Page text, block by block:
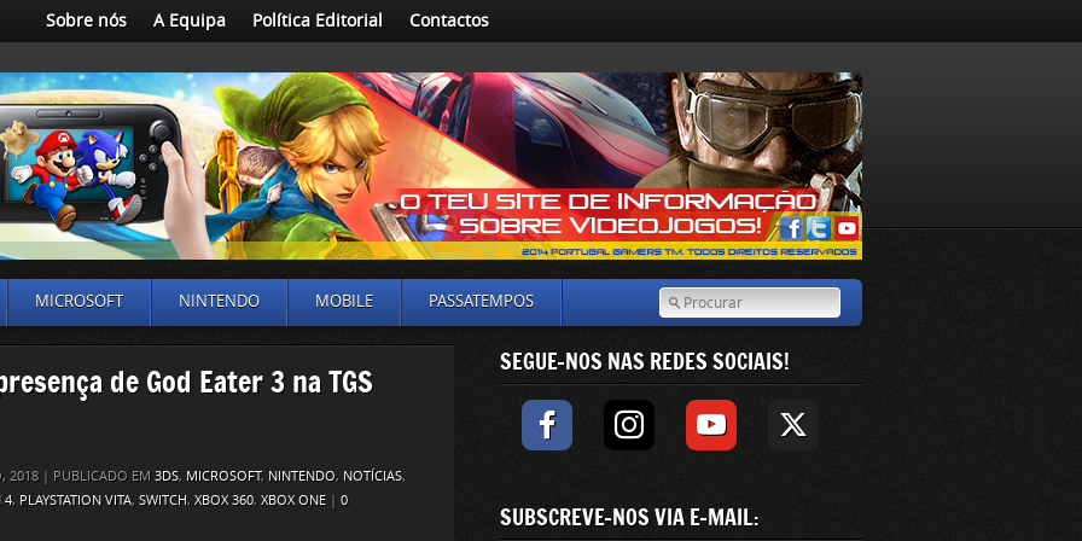
Sobre nós A Equipa Política Editorial Contactos
MICROSOFT NINTENDO MOBILE PASSATEMPOS
de God Eater 3 na TGS
2018 | PUBLICADO EM 3DS, MICROSOFT, NINTENDO, NOTÍCIAS,
4, PLAYSTATION VITA, SWITCH, XBOX 360, XBOX ONE | 0
SEGUE-NOS NAS REDES SOCIAIS!
SUBSCREVE-NOS VIA E-MAIL: